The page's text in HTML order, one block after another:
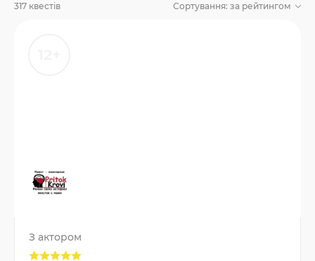
317 квестів Сортування: за рейтингом
З актором